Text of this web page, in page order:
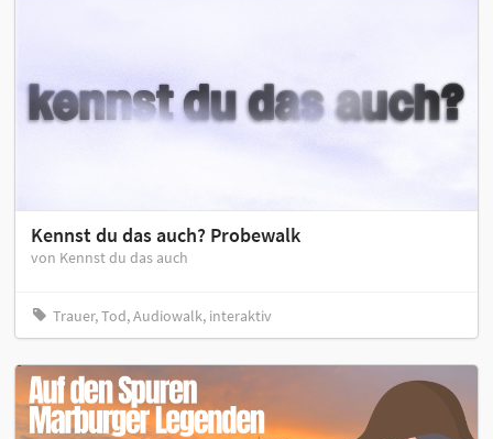
Kennst du das auch? Probewalk
von Kennst du das auch
Trauer, Tod, Audiowalk, interaktiv